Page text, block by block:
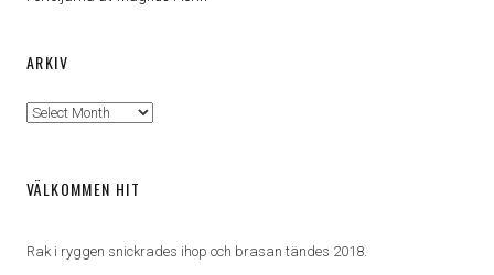
ARKIV
Arkiv
VÄLKOMMEN HIT
Rak i ryggen snickrades ihop och brasan tändes 2018.